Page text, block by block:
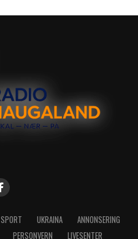
SPORT UKRAINA
ANNONSERING
PERSONVERN LIVESENTER